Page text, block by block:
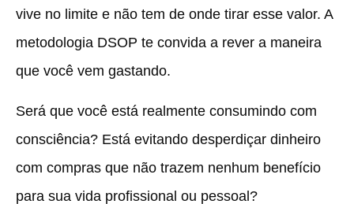
vive no limite e não tem de onde tirar esse valor. A
metodologia DSOP te convida a rever a maneira
que você vem gastando.
Será que você está realmente consumindo com
consciência? Está evitando desperdiçar dinheiro
com compras que não trazem nenhum benefício
para sua vida profissional ou pessoal?